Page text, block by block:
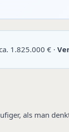
1.825.000 € ·
als man